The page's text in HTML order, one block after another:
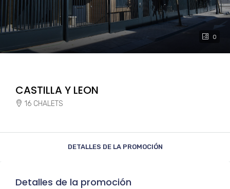
0
CASTILLA Y LEON
16 CHALETS
DETALLES DE LA PROMOCIÓN
Detalles de la promoción